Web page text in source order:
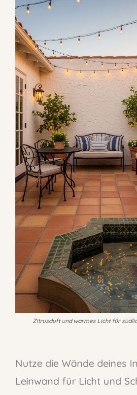
Zitrusduft und warmes Licht für
Nutze die Wände deines
Leinwand für Licht und